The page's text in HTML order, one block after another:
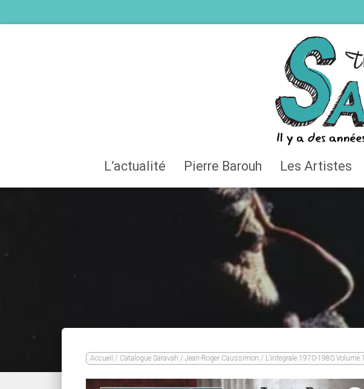
L’actualité Pierre Barouh Les Artistes
Accueil / Catalogue Saravah /Jean-Roger Caussimon / L’integrale 1970-1980 Volume 1